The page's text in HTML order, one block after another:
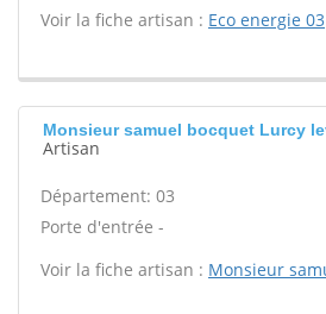
Voir la fiche artisan : Eco energie 03
Monsieur samuel bocquet Lurcy
Artisan
Département: 03
Porte d'entrée -
Voir la fiche artisan : Monsieur